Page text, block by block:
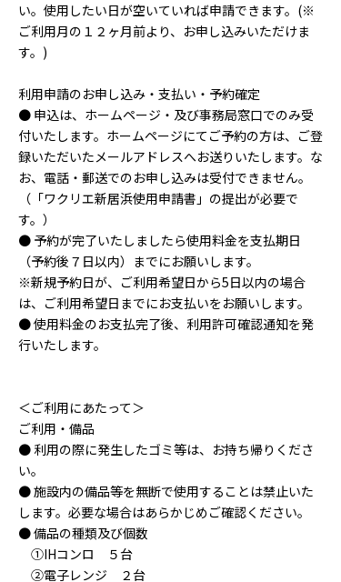
い。使用したい日が空いていれば申請できます。(※
ご利用月の１２ヶ月前より、お申し込みいただけま
す。)
利用申請のお申し込み・支払い・予約確定
● 申込は、ホームページ・及び事務局窓口でのみ受
付いたします。ホームページにてご予約の方は、ご登
録いただいたメールアドレスへお送りいたします。な
お、電話・郵送でのお申し込みは受付できません。
（「ワクリエ新居浜使用申請書」の提出が必要で
す。）
● 予約が完了いたしましたら使用料金を支払期日
（予約後７日以内）までにお願いします。
※新規予約日が、ご利用希望日から5日以内の場合
は、ご利用希望日までにお支払いをお願いします。
● 使用料金のお支払完了後、利用許可確認通知を発
行いたします。
＜ご利用にあたって＞
ご利用・備品
● 利用の際に発生したゴミ等は、お持ち帰りくださ
い。
● 施設内の備品等を無断で使用することは禁止いた
します。必要な場合はあらかじめご確認ください。
● 備品の種類及び個数
①IHコンロ ５台
②電子レンジ ２台